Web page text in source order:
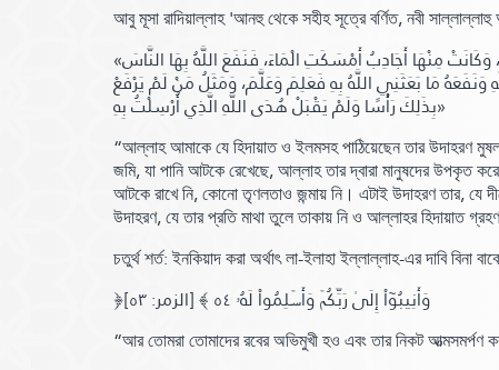
আবু মূসা রাদিয়াল্লাহ 'আনহু থেকে সহীহ সূত্রে বর্ণিত,নবী
«مَثَلُ مَا بَعَثَنِي اللَّهُ بِهِ مِنَ الْهُدَى وَالْعِلْمِ، كَمَثَلِ الْغَيْثِ الْكَثِيرِ أَصَابَ أَرْضًا فَكَانَ مِنْهَا نَقِيَّةٌ قَبِلَتِ الْمَاءَ، فَأَنْبَتَتِ الْكَلَأَ وَالْعُشْبَ الْكَثِيرَ، وَكَانَتْ مِنْهَا أَجَادِبُ أَمْسَكَتِ الْمَاءَ، فَنَفَعَ اللَّهُ بِهَا النَّاسَ
مَا بَعَثَنِي اللَّهُ بِهِ فَعَلِمَ وَعَلَّمَ، وَمَثَلُ مَنْ لَمْ يَرْفَعْ
بِذَلِكَ رَأْسًا وَلَمْ يَقْبَلْ هُدَى اللَّهِ الَّذِي أُرْسِلْتُ بِهِ»
“আল্লাহ আমাকে যে হিদায়াত ও ইলমসহ পাঠিয়েছেন তার উদাহরণ
জমি, যা পানি আটকে রেখেছে, আল্লাহ তার দ্বারা মানুষদের উপকৃত
আটকে রাখে নি, কোনো তৃণলতাও জন্মায় নি। এটাই উদাহরণ তার, যে
উদাহরণ, যে তার প্রতি মাথা তুলে তাকায় নি ও আল্লাহর হিদায়াত
চতুর্থ শর্ত: ইনকিয়াদ করা অর্থাৎ লা-ইলাহা ইল্লাল্লাহ-এর দাবি বিনা
﴿وَأَنِيبُوٓاْ إِلَىٰ رَبِّكُمۡ وَأَسۡلِمُواْ لَهُۥ ٥٤ ﴾
[الزمر: ٥٣]
“আর তোমরা তোমাদের রবের অভিমুখী হও এবং তার নিকট আত্মসমর্পণ